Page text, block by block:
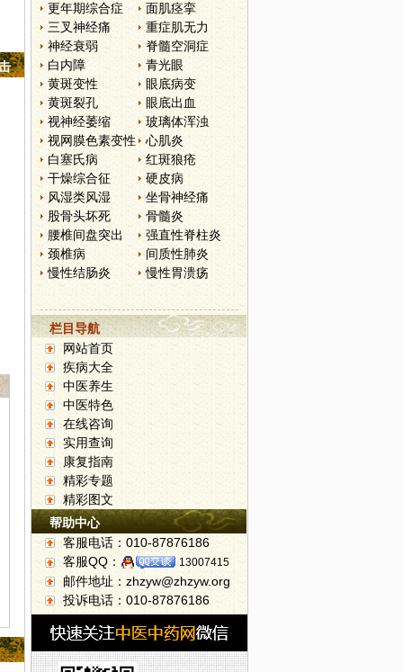
更年期综合症
面肌痉挛
三叉神经痛
重症肌无力
神经衰弱
脊髓空洞症
白内障
青光眼
黄斑变性
眼底病变
黄斑裂孔
眼底出血
视神经萎缩
玻璃体浑浊
视网膜色素变性
心肌炎
白塞氏病
红斑狼疮
干燥综合征
硬皮病
风湿类风湿
坐骨神经痛
股骨头坏死
骨髓炎
腰椎间盘突出
强直性脊柱炎
颈椎病
间质性肺炎
慢性结肠炎
慢性胃溃疡
栏目导航
网站首页
疾病大全
中医养生
中医特色
在线咨询
实用查询
康复指南
精彩专题
精彩图文
帮助中心
客服电话：010-87876186
客服QQ：
13007415
邮件地址：zhzyw@zhzyw.org
投诉电话：010-87876186